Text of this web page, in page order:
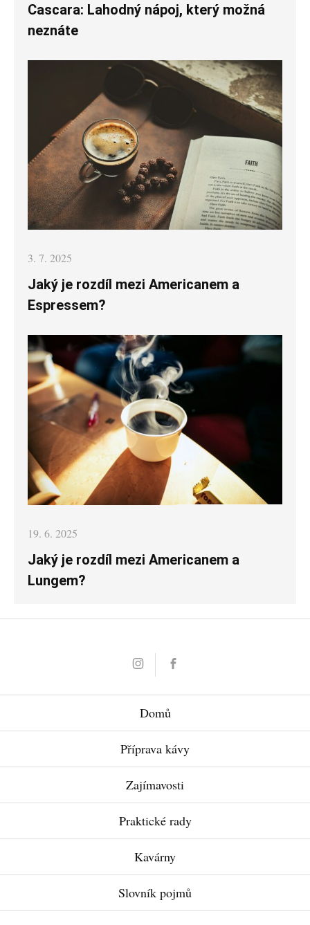
Cascara: Lahodný nápoj, který možná
neznáte
Posted
on
3. 7. 2025
Jaký je rozdíl mezi Americanem a
Espressem?
Posted
19. 6. 2025
Jaký je rozdíl mezi Americanem a
Lungem?
Instagram
Domů
Příprava kávy
Zajímavosti
Praktické rady
Kavárny
Slovník pojmů